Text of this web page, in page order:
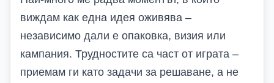
виждам как една идея оживява –
независимо дали е опаковка, визия или
кампания. Трудностите са част от играта –
приемам ги като задачи за решаване, а не